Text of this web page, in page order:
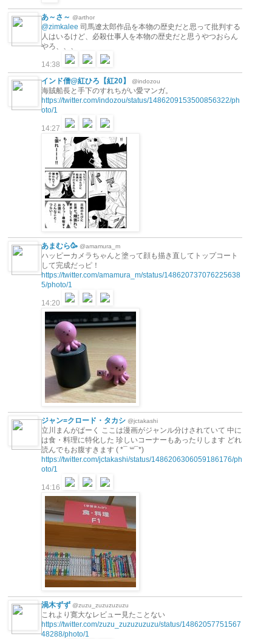
あ～さ～ @arthor
@zimkalee 司馬遼太郎作品を本物の歴史だと思って批判する
人はいるけど、必殺仕事人を本物の歴史だと思うやつおらん
やろ、、、
14:38
インド僧@紅ひろ【紅20】
@indozou
海賊船長と手下のすれちがい愛マンガ。
https://twitter.com/indozou/status/1486209153500856322/ph
oto/1
14:27
あまむら🥳 @amamura_m
ハッピーカメラちゃんと塗って顔も描き直してトップコート
して完成だっピ！
https://twitter.com/amamura_m/status/148620737076225638
5/photo/1
14:20
ジャン=クロード・タカシ @jctakashi
立川まんがぱーく ここは漫画がジャンル分けされていて 中に
は食・料理に特化した 珍しいコーナーもあったりします どれ
読んでもお腹すきます ( *¯ ꒳¯*)
https://twitter.com/jctakashi/status/1486206306059186176/ph
oto/1
14:16
渦木ずず @zuzu_zuzuzuzuzu
これより寛大なレビュー見たことない
https://twitter.com/zuzu_zuzuzuzuzu/status/14862057751567
48288/photo/1